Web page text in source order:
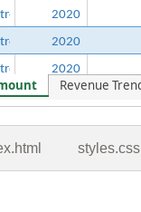
styles.css